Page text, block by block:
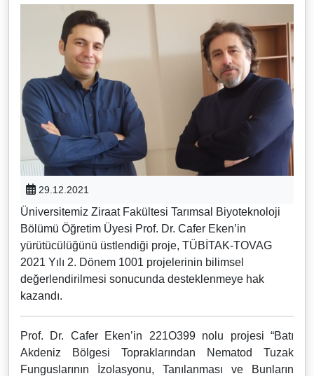
29.12.2021
Üniversitemiz Ziraat Fakültesi Tarımsal Biyoteknoloji
Bölümü Öğretim Üyesi Prof. Dr. Cafer Eken’in
yürütücülüğünü üstlendiği proje, TÜBİTAK-TOVAG
2021 Yılı 2. Dönem 1001 projelerinin bilimsel
değerlendirilmesi sonucunda desteklenmeye hak
kazandı.
Prof. Dr. Cafer Eken’in 221O399 nolu projesi “Batı
Akdeniz Bölgesi Topraklarından Nematod Tuzak
Funguslarının İzolasyonu, Tanılanması ve Bunların